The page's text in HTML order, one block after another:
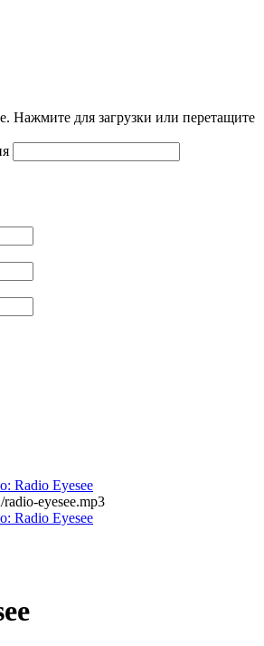
Нажмите для загрузки или перетащите
Radio Eyesee
eyesee.mp3
Radio Eyesee